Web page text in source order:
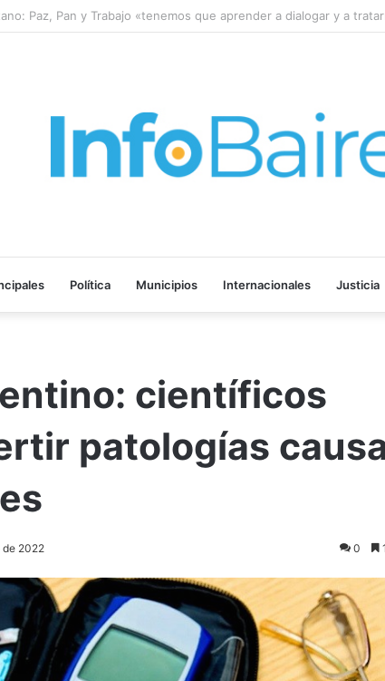
Paz, Pan y Trabajo «tenemos que aprender a dialogar y a
Política Municipios Internacionales Justicia
científicos
patologías
de 2022 0